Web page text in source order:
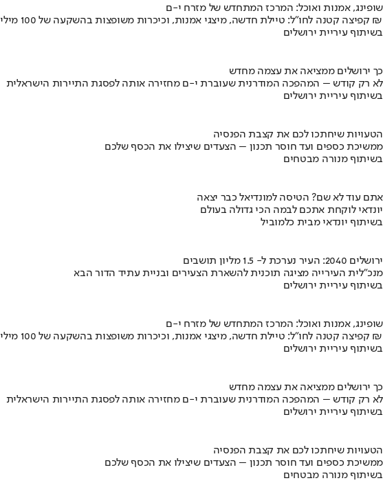
שופינג, אמנות ואוכל: המרכז המתחדש של מזרח י-ם
קפיצה קטנה לחו"ל: טיילת חדשה, מיצגי אמנות, וכיכרות משופצות בהשקעה של 100 מיליון ₪
בשיתוף עיריית ירושלים
כך ירושלים ממציאה את עצמה מחדש
לא רק קודש – המהפכה המודרנית שעוברת י-ם מחזירה אותה לפסגת התיירות הישראלית
בשיתוף עיריית ירושלים
הטעויות שיחתכו לכם את קצבת הפנסיה
ממשיכת כספים ועד חוסר תכנון – הצעדים שיצילו את הכסף שלכם
בשיתוף מנורה מבטחים
אתם עוד לא שם? הטיסה למונדיאל כבר יצאה
יונדאי לוקחת אתכם לבמה הכי גדולה בעולם
בשיתוף יונדאי מבית כלמוביל
ירושלים 2040: העיר נערכת ל- 1.5 מליון תושבים
מנכ"לית העירייה מציגה תוכנית להשארת הצעירים ובניית עתיד הדור הבא
בשיתוף עיריית ירושלים
שופינג, אמנות ואוכל: המרכז המתחדש של מזרח י-ם
קפיצה קטנה לחו"ל: טיילת חדשה, מיצגי אמנות, וכיכרות משופצות בהשקעה של 100 מיליון ₪
בשיתוף עיריית ירושלים
כך ירושלים ממציאה את עצמה מחדש
לא רק קודש – המהפכה המודרנית שעוברת י-ם מחזירה אותה לפסגת התיירות הישראלית
בשיתוף עיריית ירושלים
הטעויות שיחתכו לכם את קצבת הפנסיה
ממשיכת כספים ועד חוסר תכנון – הצעדים שיצילו את הכסף שלכם
בשיתוף מנורה מבטחים